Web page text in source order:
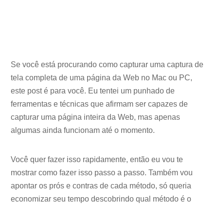
Se você está procurando como capturar uma captura de
tela completa de uma página da Web no Mac ou PC,
este post é para você. Eu tentei um punhado de
ferramentas e técnicas que afirmam ser capazes de
capturar uma página inteira da Web, mas apenas
algumas ainda funcionam até o momento.
Você quer fazer isso rapidamente, então eu vou te
mostrar como fazer isso passo a passo. Também vou
apontar os prós e contras de cada método, só queria
economizar seu tempo descobrindo qual método é o